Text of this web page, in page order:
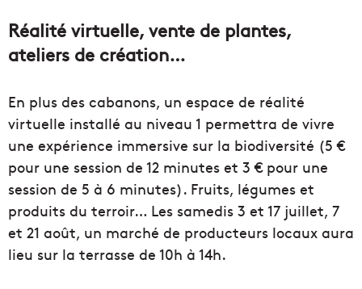
Réalité virtuelle, vente de plantes,
ateliers de création…
En plus des cabanons, un espace de réalité
virtuelle installé au niveau 1 permettra de vivre
une expérience immersive sur la biodiversité (5 €
pour une session de 12 minutes et 3 € pour une
session de 5 à 6 minutes). Fruits, légumes et
produits du terroir… Les samedis 3 et 17 juillet, 7
et 21 août, un marché de producteurs locaux aura
lieu sur la terrasse de 10h à 14h.